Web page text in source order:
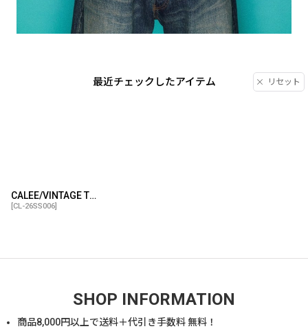
最近チェックしたアイテム リセット
CALEE/VINTAGE TYPE BLOCK CHECK SH（BLACK/RED）［ブロックチェックシャツ-26春夏］
[CL-26SS006]
SHOP INFORMATION
商品8,000円以上で送料＋代引き手数料 無料！